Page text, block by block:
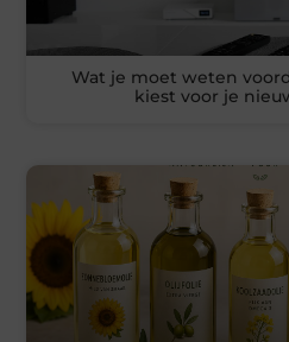
Wat je moet weten
kiest voor je